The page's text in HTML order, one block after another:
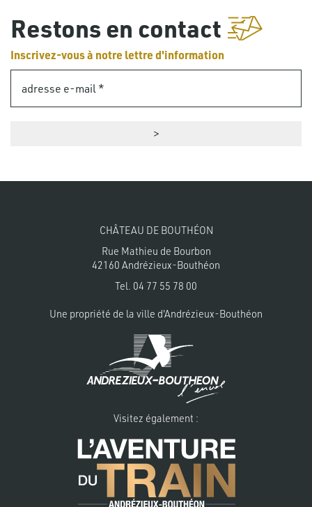
Restons en contact
Inscrivez-vous à notre lettre d'information
CHÂTEAU DE BOUTHÉON
Rue Mathieu de Bourbon
42160 Andrézieux-Bouthéon
Tel. 04 77 55 78 00
Une propriété de la ville d'Andrézieux-Bouthéon
Visitez également :